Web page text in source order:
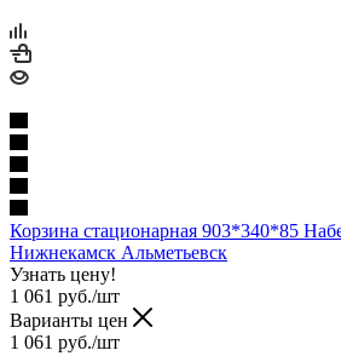
Корзина стационарная 903*340*85
Нижнекамск Альметьевск
Узнать цену!
1 061 руб./шт
Варианты цен
1 061 руб./шт